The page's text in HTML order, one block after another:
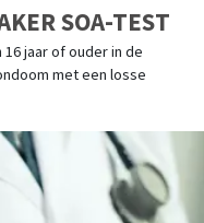
SOA-TEST
jaar of ouder in de
met een losse